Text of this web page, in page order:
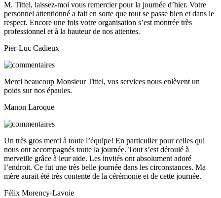
M. Tittel, laissez-moi vous remercier pour la journée d’hier. Votre
personnel attentionné a fait en sorte que tout se passe bien et dans le
respect. Encore une fois votre organisation s’est montrée très
professionnel et à la hauteur de nos attentes.
Pier-Luc Cadieux
Merci beaucoup Monsieur Tittel, vos services nous enlèvent un
poids sur nos épaules.
Manon Laroque
Un très gros merci à toute l’équipe! En particulier pour celles qui
nous ont accompagnés toute la journée. Tout s’est déroulé à
merveille grâce à leur aide. Les invités ont absolument adoré
l’endroit. Ce fut une très belle journée dans les circonstances. Ma
mère aurait été très contente de la cérémonie et de cette journée.
Félix Morency-Lavoie